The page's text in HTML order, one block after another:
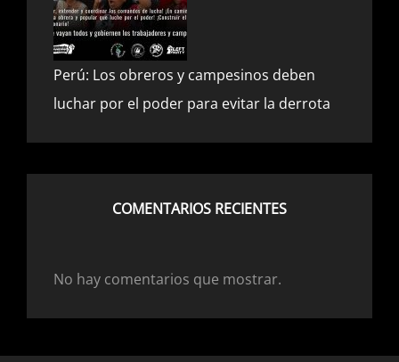
Perú: Los obreros y campesinos deben
luchar por el poder para evitar la derrota
2 febrero, 2023
COMENTARIOS RECIENTES
No hay comentarios que mostrar.